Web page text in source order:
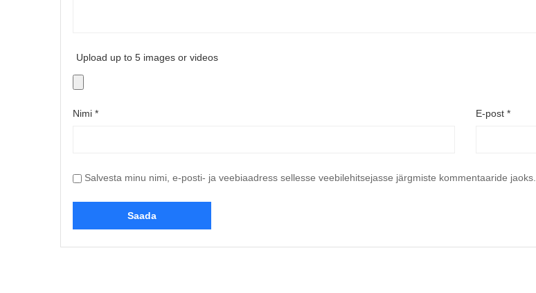
Upload up to 5 images or videos
Nimi * E-post *
Salvesta minu nimi, e-posti- ja veebiaadress sellesse veebilehitsejasse järgmiste kommentaaride jaoks.